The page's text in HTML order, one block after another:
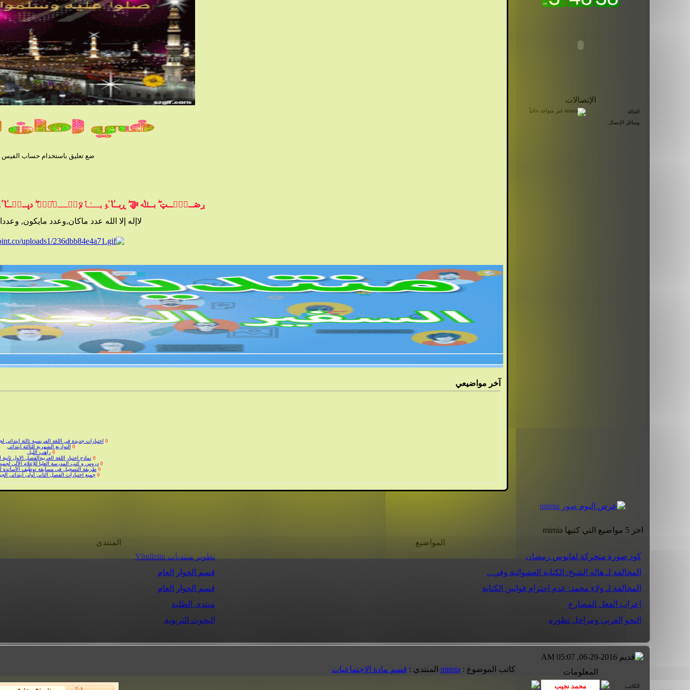
الإتصالات
الحالة:
وسائل الإتصال:
ضع تعليق باستخدام حساب الفيس بوك
ڔڞــﯧْۧــټ ۖ بــﷲ ﷻ ۖ ڕبــٰ̍ا̍ ﯣبــٰٱ̍ﻹڛۣــﻼ̍ۙمۭ
لاإله إلا الله عدد ماكان,وعدد مايكون,
آخر مواضيعي
0 راهب الليل
نمادج اختبار اللغة العربيةالفصل الاول ثانية
دروس و كتب المدرسة العليا للإعلام الآلي
طريقة التسجيل في مسابقة توظيف الأساتذة
0
جميع اختبارات الفصل الثاني أولى ابتدائي
0
ساقي الحرمين
0 نمادج اختبار التربية العلمية الفصل الاول
اخر 5 مواضيع التي كتبها mimia
المواضيع
المنتدى
كود صورة متحركة لفانوس رمضان
تطوير منتديات Vbulletin
المخالفة لـ هاله الشيخ: الكتابة العشوائية وفي...
قسم الحوار العام
المخالفة لـ ولاء محمد: عدم احترام قوانين الكتابة
قسم الحوار العام
إعراب الفعل المضارع
منتدى الطلبة
النحو العربي ومراحل تطوره
البحوث التربوية
06-29-2016, 05:07 AM
المعلومات
الكاتب:
كاتب الموضوع : mimia المنتدى : قسم مادة الإجتماعيات